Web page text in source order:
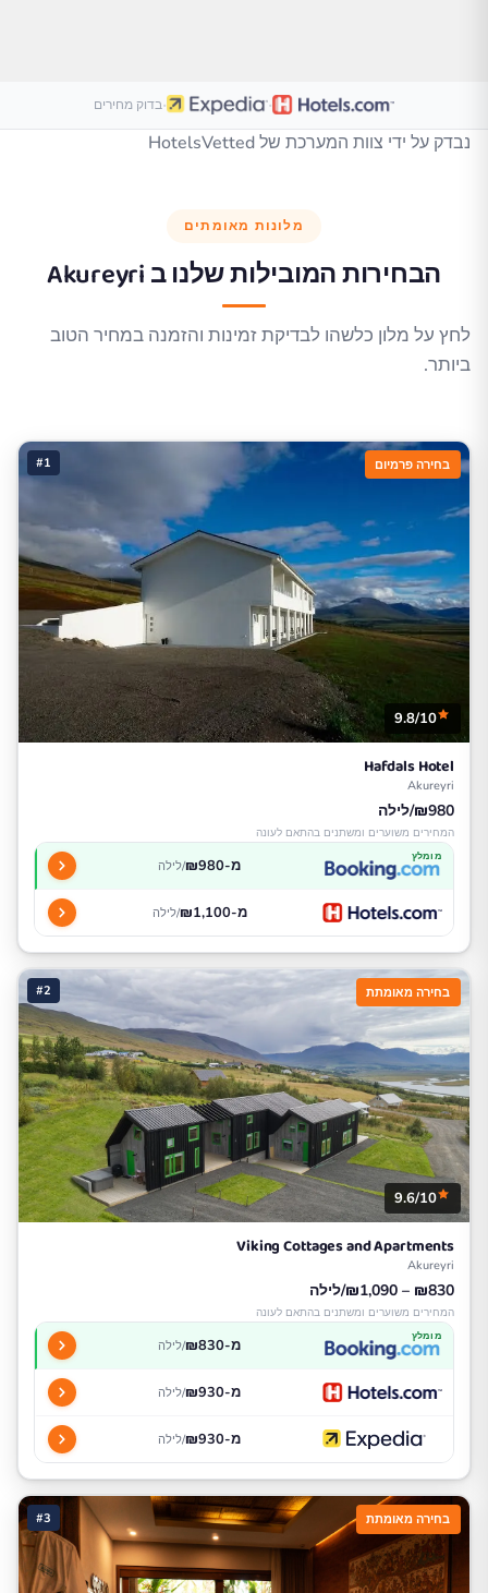
·
·בדוק מחירים
נבדק על ידי צוות המערכת של HotelsVetted
מלונות מאומתים
הבחירות המובילות שלנו בAkureyri
לחץ על מלון כלשהו לבדיקת זמינות והזמנה במחיר הטוב
ביותר.
#1 בחירה פרמיום
9.8/10
Hafdals Hotel
Akureyri
₪980/לילה
המחירים משוערים ומשתנים בהתאם לעונה
מומלץ מ-₪980 /לילה
מ-₪1,100 /לילה
#2 בחירה מאומתת
9.6/10
Viking Cottages and Apartments
Akureyri
₪830 – ₪1,090/לילה
המחירים משוערים ומשתנים בהתאם לעונה
מומלץ מ-₪830 /לילה
מ-₪930 /לילה
מ-₪930 /לילה
#3 בחירה מאומתת